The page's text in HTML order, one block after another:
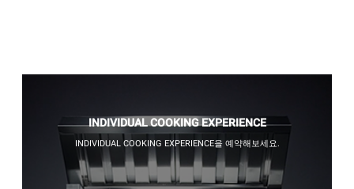
INDIVIDUAL COOKING EXPERIENCE
INDIVIDUAL COOKING EXPERIENCE을 예약해보세요.